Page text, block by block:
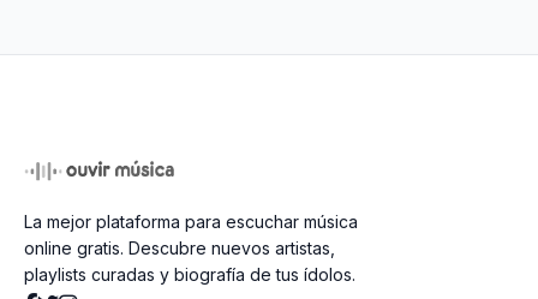
Jesús Es El Señor
Espérame (Pista)
La mejor plataforma para escuchar música
online gratis. Descubre nuevos artistas,
playlists curadas y biografía de tus ídolos.